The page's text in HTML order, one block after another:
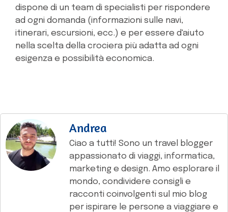
dispone di un team di specialisti per rispondere
ad ogni domanda (informazioni sulle navi,
itinerari, escursioni, ecc.) e per essere d'aiuto
nella scelta della crociera più adatta ad ogni
esigenza e possibilità economica.
Andrea
Ciao a tutti! Sono un travel blogger
appassionato di viaggi, informatica,
marketing e design. Amo esplorare il
mondo, condividere consigli e
racconti coinvolgenti sul mio blog
per ispirare le persone a viaggiare e